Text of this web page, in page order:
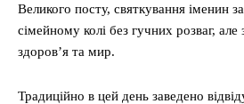
Великого посту, святкування іменин
сімейному колі без гучних розваг,
здоров’я та мир.
Традиційно в цей день заведено